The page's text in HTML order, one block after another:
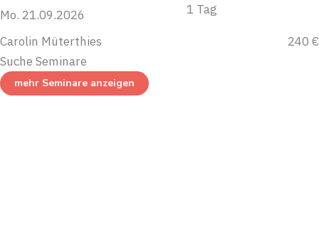
Mo. 21.09.2026
1 Tag
Carolin Müterthies
240 €
Suche Seminare
mehr Seminare anzeigen